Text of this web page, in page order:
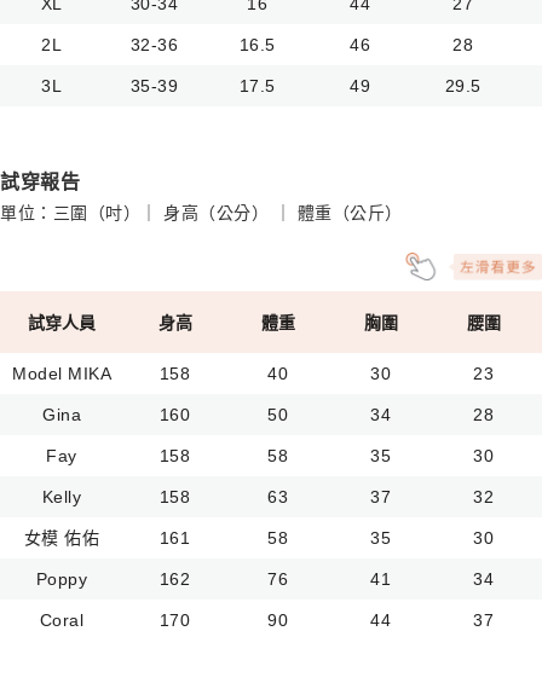
XL 30-34 16 44 27
2L 32-36 16.5 46 28
3L 35-39 17.5 49 29.5
試穿報告
單位：三圍（吋）｜ 身高（公分） ｜ 體重（公斤）
試穿人員 身高 體重 胸圍 腰圍
Model MIKA 158 40 30 23
Gina 160 50 34 28
Fay 158 58 35 30
Kelly 158 63 37 32
女模 佑佑 161 58 35 30
Poppy 162 76 41 34
Coral 170 90 44 37